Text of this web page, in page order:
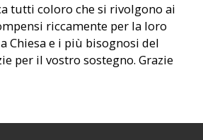
tutti coloro che si rivolgono ai
riccamente per la loro
Chiesa e i più bisognosi del
per il vostro sostegno. Grazie